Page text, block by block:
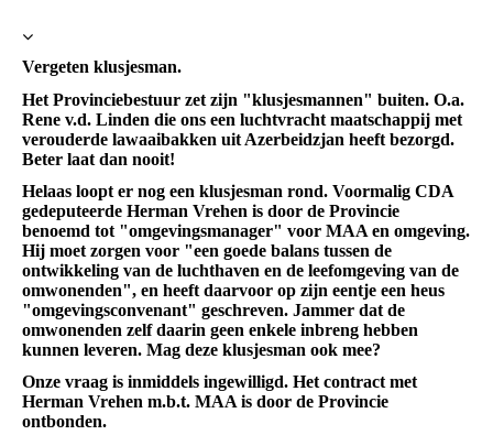
Vergeten klusjesman.
Het Provinciebestuur zet zijn "klusjesmannen" buiten. O.a.
Rene v.d. Linden die ons een luchtvracht maatschappij met
verouderde lawaaibakken uit Azerbeidzjan heeft bezorgd.
Beter laat dan nooit!
Helaas loopt er nog een klusjesman rond. Voormalig CDA
gedeputeerde Herman Vrehen is door de Provincie
benoemd tot "omgevingsmanager" voor MAA en omgeving.
Hij moet zorgen voor "een goede balans tussen de
ontwikkeling van de luchthaven en de leefomgeving van de
omwonenden", en heeft daarvoor op zijn eentje een heus
"omgevingsconvenant" geschreven. Jammer dat de
omwonenden zelf daarin geen enkele inbreng hebben
kunnen leveren. Mag deze klusjesman ook mee?
Onze vraag is inmiddels ingewilligd. Het contract met
Herman Vrehen m.b.t. MAA is door de Provincie
ontbonden.